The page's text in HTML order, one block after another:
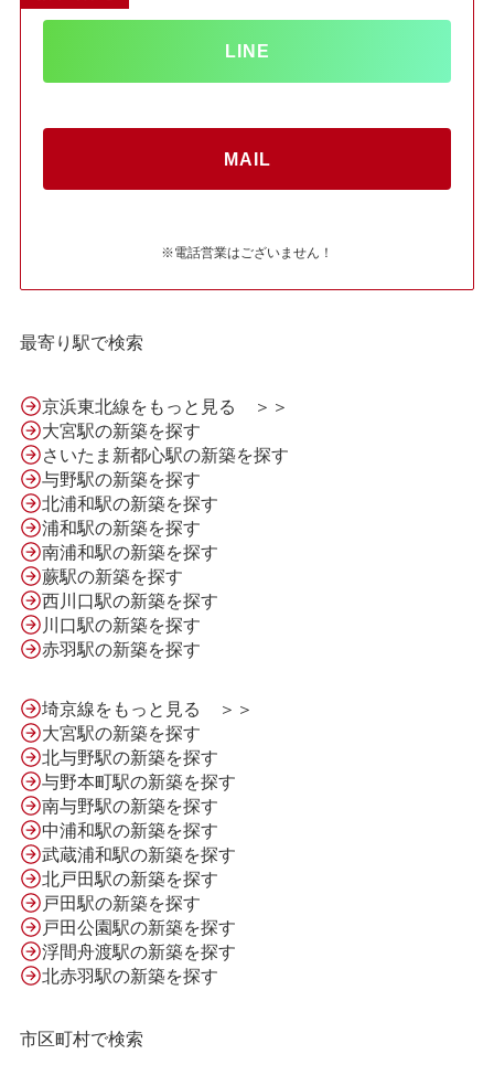
LINE問合せ
メール問合せ
会社案内
LINE
MAIL
※電話営業はございません！
最寄り駅で検索
京浜東北線をもっと見る ＞＞
大宮駅の新築を探す
さいたま新都心駅の新築を探す
与野駅の新築を探す
北浦和駅の新築を探す
浦和駅の新築を探す
南浦和駅の新築を探す
蕨駅の新築を探す
西川口駅の新築を探す
川口駅の新築を探す
赤羽駅の新築を探す
埼京線をもっと見る ＞＞
大宮駅の新築を探す
北与野駅の新築を探す
与野本町駅の新築を探す
南与野駅の新築を探す
中浦和駅の新築を探す
武蔵浦和駅の新築を探す
北戸田駅の新築を探す
戸田駅の新築を探す
戸田公園駅の新築を探す
浮間舟渡駅の新築を探す
北赤羽駅の新築を探す
市区町村で検索